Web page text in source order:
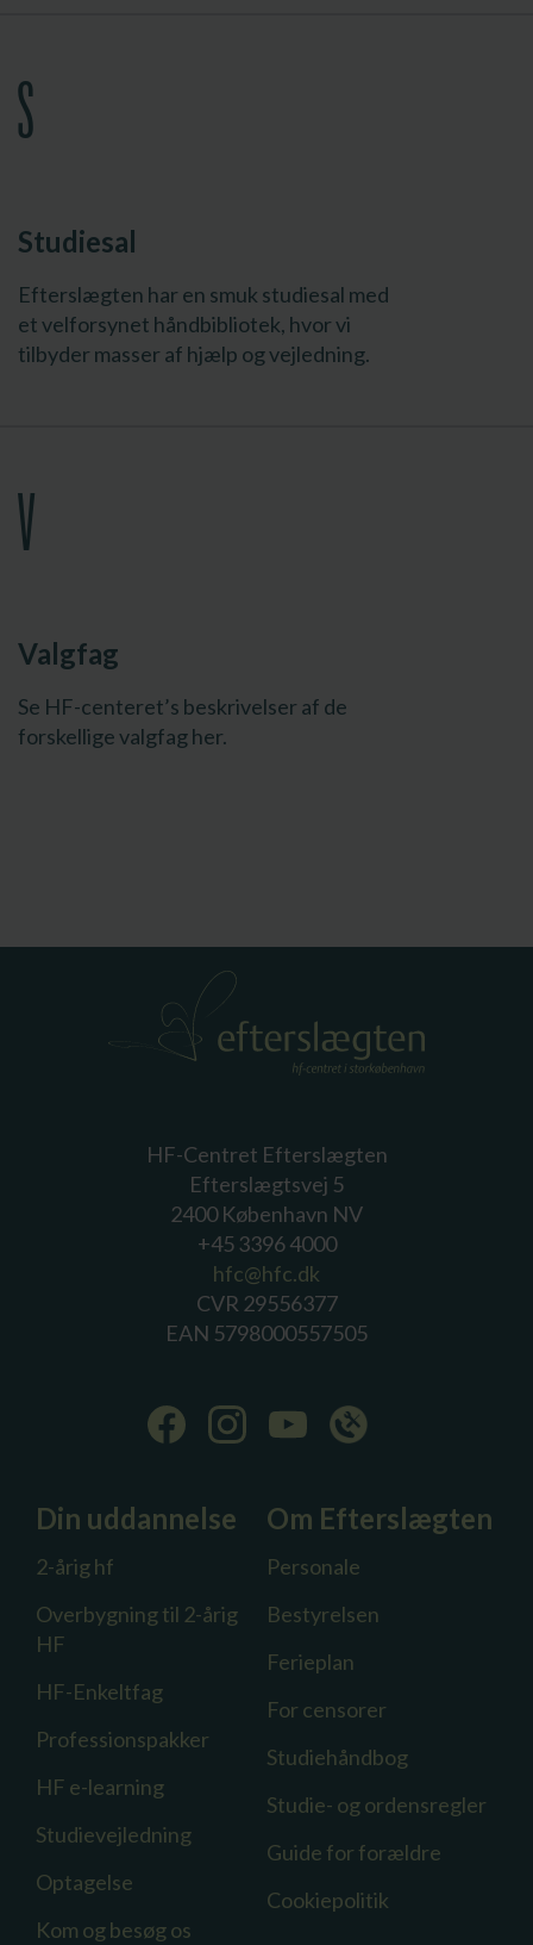
S
Studiesal
Efterslægten har en smuk studiesal med
et velforsynet håndbibliotek, hvor vi
tilbyder masser af hjælp og vejledning.
V
Valgfag
Se HF-centeret’s beskrivelser af de
forskellige valgfag her.
HF-Centret Efterslægten
Efterslægtsvej 5
2400 København NV
+45 3396 4000
hfc@hfc.dk
CVR 29556377
EAN 5798000557505
Din uddannelse
2-årig hf
Overbygning til 2-årig
HF
HF-Enkeltfag
Professionspakker
HF e-learning
Studievejledning
Optagelse
Kom og besøg os
Om Efterslægten
Personale
Bestyrelsen
Ferieplan
For censorer
Studiehåndbog
Studie- og ordensregler
Guide for forældre
Cookiepolitik